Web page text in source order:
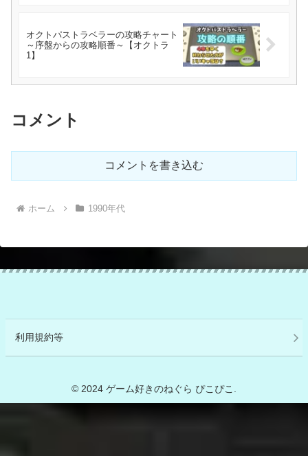
オクトパストラベラーの攻略チャート
～序盤からの攻略順番～【オクトラ
1】
コメント
コメントを書き込む
ホーム 1990年代
利用規約等
© 2024 ゲーム好きのねぐら ぴこぴこ.